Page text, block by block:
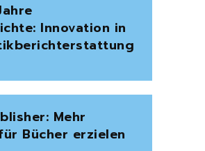
Innovation in
Mehr
Bücher erzielen